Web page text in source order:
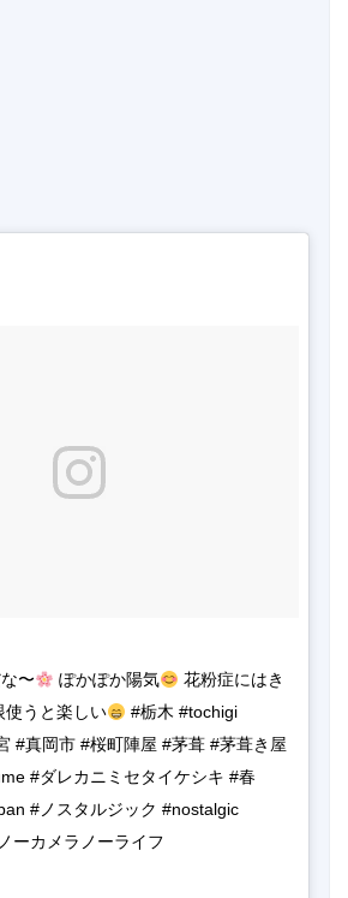
〜 ぽかぽか陽気
花粉症にはき
使うと楽しい
#栃木 #tochigi
#真岡市 #桜町陣屋 #茅葺 #茅葺き屋
#ダレカニミセタイケシキ #春
#ノスタルジック #nostalgic
ーカメラノーライフ